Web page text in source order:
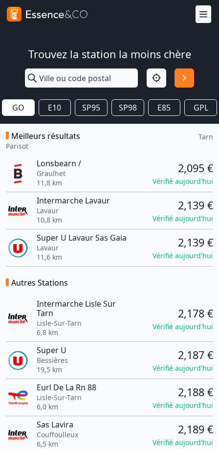
Trouvez la station la moins chère
GO E10 SP95 SP98 E85 GPL
Meilleurs résultats
Parisot
Tarn
Lonsbearn /
Graulhet
11,8 km
2,095 €
Vérifié aujourd'hui
Intermarche Lavaur
Lavaur
10,8 km
2,139 €
Vérifié aujourd'hui
Super U Lavaur Sas Gaia
Lavaur
11,6 km
2,139 €
Vérifié aujourd'hui
Autres Stations
Intermarche Lisle Sur
Tarn
Lisle-Sur-Tarn
6,8 km
2,178 €
Vérifié aujourd'hui
Super U
Bessières
19,5 km
2,187 €
Vérifié aujourd'hui
Eurl De La Rn 88
Lisle-Sur-Tarn
6,0 km
2,188 €
Vérifié aujourd'hui
Sas Lavira
Couffoulleux
6,5 km
2,189 €
Vérifié aujourd'hui